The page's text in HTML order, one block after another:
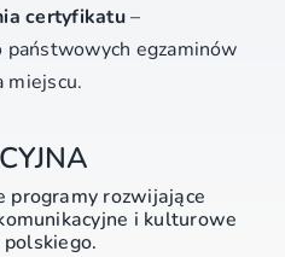
certyfikatu–
egzaminów
miejscu.
programy rozwijające
i kulturowe
polskiego.